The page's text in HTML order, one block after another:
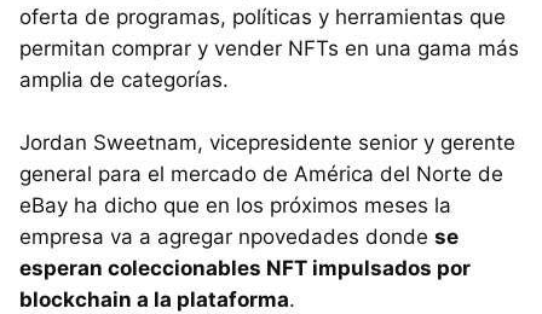
oferta de programas, políticas y herramientas que
permitan comprar y vender NFTs en una gama más
amplia de categorías.
Jordan Sweetnam, vicepresidente senior y gerente
general para el mercado de América del Norte de
eBay ha dicho que en los próximos meses la
empresa va a agregar npovedades donde se
esperan coleccionables NFT impulsados por
blockchain a la plataforma.